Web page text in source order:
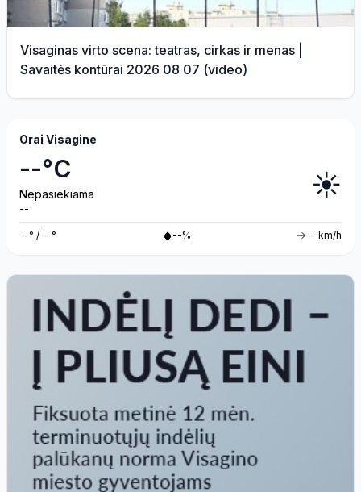
Visaginas virto scena: teatras, cirkas ir menas |
Savaitės kontūrai 2026 08 07 (video)
Orai Visagine
--°C
Nepasiekiama
--
☀️
--° / --° --% -- km/h